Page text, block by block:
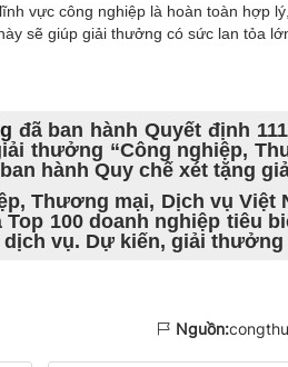
vực công nghiệp là hoàn toàn hợp
sẽ giúp giải thưởng có sức lan tỏa
đã ban hành Quyết định
thưởng “Công nghiệp,
hành Quy chế xét tặng
Thương mại, Dịch vụ Việt
100 doanh nghiệp tiêu
vụ. Dự kiến, giải thưởng
Nguồn: